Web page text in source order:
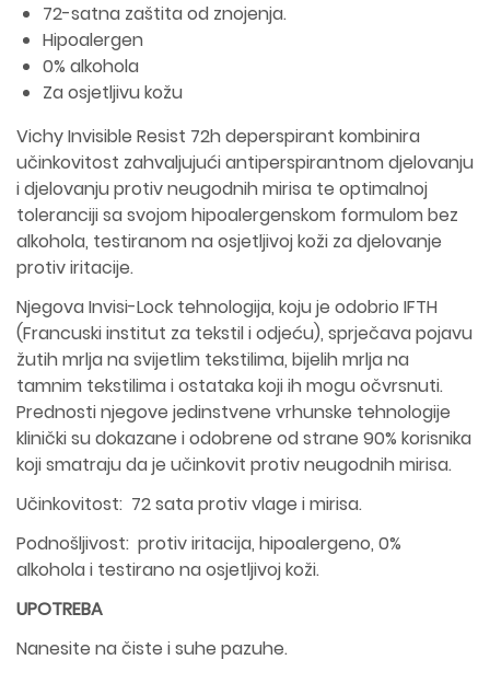
72-satna zaštita od znojenja.
Hipoalergen
0% alkohola
Za osjetljivu kožu
Vichy Invisible Resist 72h deperspirant kombinira
učinkovitost zahvaljujući antiperspirantnom djelovanju
i djelovanju protiv neugodnih mirisa te optimalnoj
toleranciji sa svojom hipoalergenskom formulom bez
alkohola, testiranom na osjetljivoj koži za djelovanje
protiv iritacije.
Njegova Invisi-Lock tehnologija, koju je odobrio IFTH
(Francuski institut za tekstil i odjeću), sprječava pojavu
žutih mrlja na svijetlim tekstilima, bijelih mrlja na
tamnim tekstilima i ostataka koji ih mogu očvrsnuti.
Prednosti njegove jedinstvene vrhunske tehnologije
klinički su dokazane i odobrene od strane 90% korisnika
koji smatraju da je učinkovit protiv neugodnih mirisa.
Učinkovitost: 72 sata protiv vlage i mirisa.
Podnošljivost: protiv iritacija, hipoalergeno, 0%
alkohola i testirano na osjetljivoj koži.
UPOTREBA
Nanesite na čiste i suhe pazuhe.